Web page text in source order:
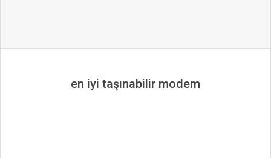
en iyi taşınabilir modem